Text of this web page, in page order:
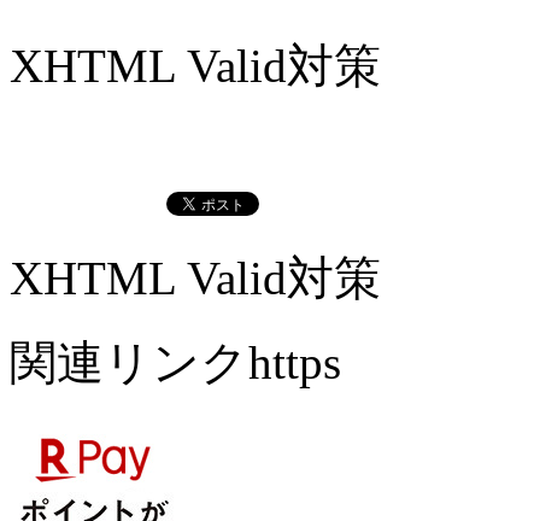
XHTML Valid対策
XHTML Valid対策
関連リンクhttps